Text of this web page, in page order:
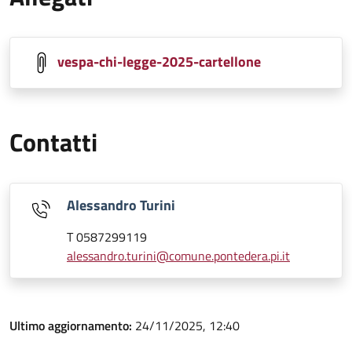
vespa-chi-legge-2025-cartellone
Contatti
Alessandro Turini
T 0587299119
alessandro.turini@comune.pontedera.pi.it
Ultimo aggiornamento: 24/11/2025, 12:40